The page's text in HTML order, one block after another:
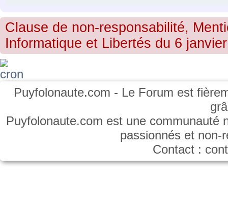
Clause de non-responsabilité,
Informatique et Libertés du 6
Puyfolonaute.com - Le Forum est
Puyfolonaute.com est une communauté
passionnés et
Contact :